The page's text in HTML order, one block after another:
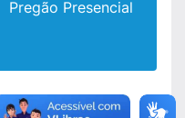
Pregão Presencial